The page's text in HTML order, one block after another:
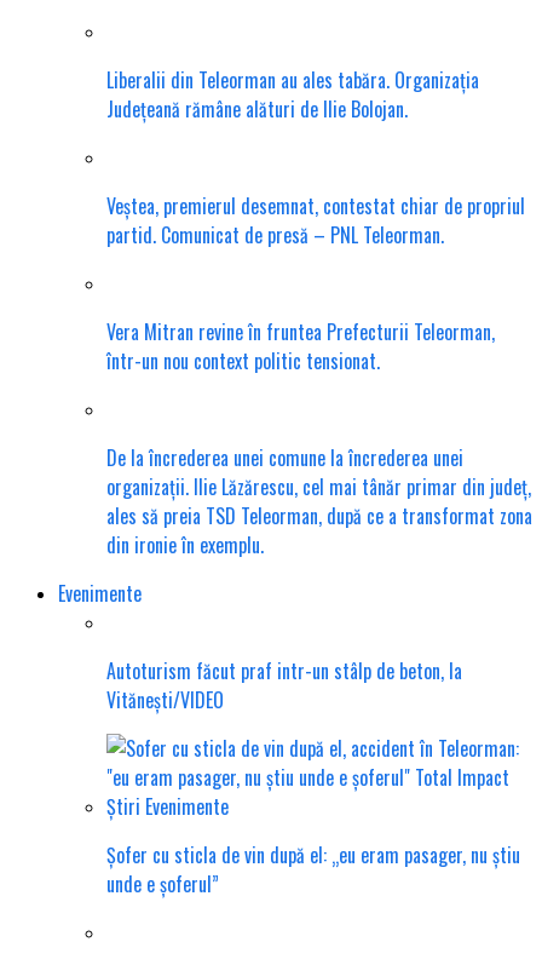
Liberalii din Teleorman au ales tabăra. Organizația
Județeană rămâne alături de Ilie Bolojan.
Veștea, premierul desemnat, contestat chiar de propriul
partid. Comunicat de presă – PNL Teleorman.
Vera Mitran revine în fruntea Prefecturii Teleorman,
într-un nou context politic tensionat.
De la încrederea unei comune la încrederea unei
organizații. Ilie Lăzărescu, cel mai tânăr primar din județ,
ales să preia TSD Teleorman, după ce a transformat zona
din ironie în exemplu.
Evenimente
Autoturism făcut praf intr-un stâlp de beton, la
Vitănești/VIDEO
Șofer cu sticla de vin după el: „eu eram pasager, nu știu
unde e șoferul”